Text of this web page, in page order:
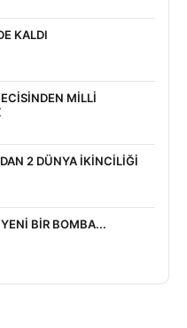
KALDI
MİLLİ
2 DÜNYA İKİNCİLİĞİ
BİR BOMBA...